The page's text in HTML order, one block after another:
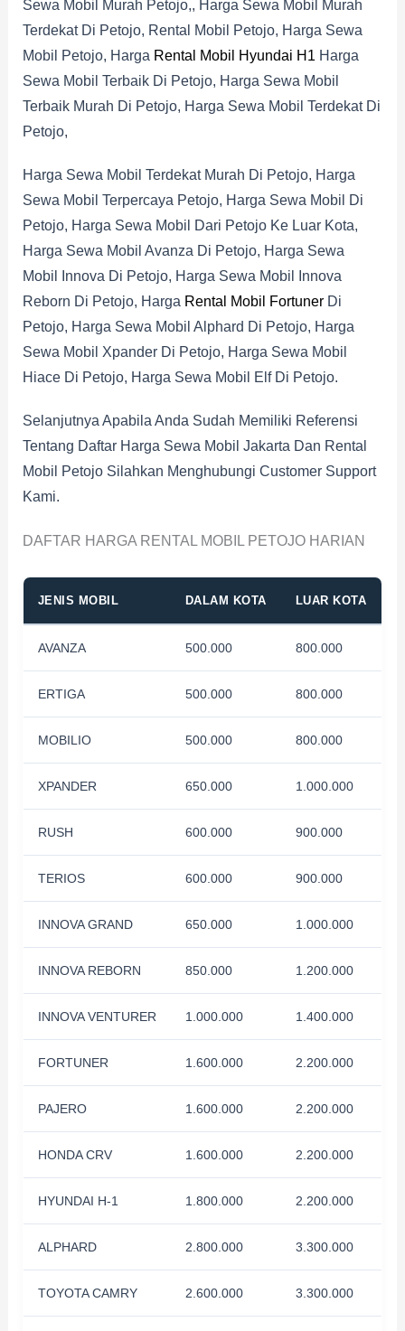
Sewa Mobil Murah Petojo,, Harga Sewa Mobil Murah
Terdekat Di Petojo, Rental Mobil Petojo, Harga Sewa
Mobil Petojo, Harga Rental Mobil Hyundai H1 Harga
Sewa Mobil Terbaik Di Petojo, Harga Sewa Mobil
Terbaik Murah Di Petojo, Harga Sewa Mobil Terdekat Di
Petojo,
Harga Sewa Mobil Terdekat Murah Di Petojo, Harga
Sewa Mobil Terpercaya Petojo, Harga Sewa Mobil Di
Petojo, Harga Sewa Mobil Dari Petojo Ke Luar Kota,
Harga Sewa Mobil Avanza Di Petojo, Harga Sewa
Mobil Innova Di Petojo, Harga Sewa Mobil Innova
Reborn Di Petojo, Harga Rental Mobil FortunerDi
Petojo, Harga Sewa Mobil Alphard Di Petojo, Harga
Sewa Mobil Xpander Di Petojo, Harga Sewa Mobil
Hiace Di Petojo, Harga Sewa Mobil Elf Di Petojo.
Selanjutnya Apabila Anda Sudah Memiliki Referensi
Tentang Daftar Harga Sewa Mobil Jakarta Dan Rental
Mobil Petojo Silahkan Menghubungi Customer Support
Kami.
DAFTAR HARGA RENTAL MOBIL PETOJO HARIAN
JENIS MOBIL DALAM KOTA LUAR KOTA
AVANZA 500.000 800.000
ERTIGA 500.000 800.000
MOBILIO 500.000 800.000
XPANDER 650.000 1.000.000
RUSH 600.000 900.000
TERIOS 600.000 900.000
INNOVA GRAND 650.000 1.000.000
INNOVA REBORN 850.000 1.200.000
INNOVA VENTURER 1.000.000 1.400.000
FORTUNER 1.600.000 2.200.000
PAJERO 1.600.000 2.200.000
HONDA CRV 1.600.000 2.200.000
HYUNDAI H-1 1.800.000 2.200.000
ALPHARD 2.800.000 3.300.000
TOYOTA CAMRY 2.600.000 3.300.000